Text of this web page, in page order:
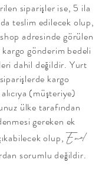
siparişler ise, 5 ila
teslim edilecek olup,
adresinde görülen
kargo gönderim bedeli
dahil değildir. Yurt
kargo
(müşteriye)
ülke tarafından
gereken ek
olup, Emel
sorumlu değildir.